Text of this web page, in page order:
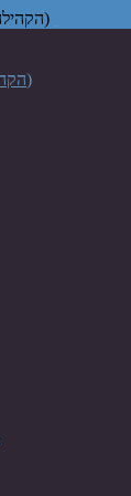
Židovska vjerska zajednica "Bet Israel" u Zagrebu (הקהילה היהודית בית ישראל בקרואטיה)